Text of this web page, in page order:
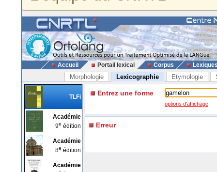
Accueil Portail lexical Corpus
Morphologie Lexicographie Etymologie
TLFi
Académie
9e édition
Académie
8e édition
Académie
Entrez une forme
options d'affichage
Erreur